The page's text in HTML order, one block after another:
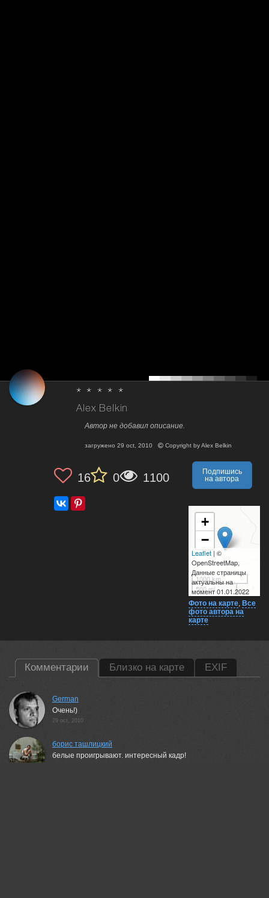
* * * * *
Alex Belkin
Автор не добавил описание.
загружено 29 oct, 2010 Copyright byAlex Belkin
16 0 1100
Подпишись
на автора
+
−
1000 km
500 mi
Leaflet| ©
OpenStreetMap,
Данные страницы
актуальны на
момент 01.01.2022
Фото на карте, Все
фото автора на
карте
Комментарии Близко на карте EXIF
German
Очень!)
29 oct, 2010
борис ташлицкий
белые проигрывают. интересный кадр!